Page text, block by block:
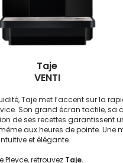
Taje
VENTI
Taje met l’accent sur la
Son grand écran tactile, sa
de ses recettes garantissent
aux heures de pointe. Une
et élégante.
retrouvez Taje.